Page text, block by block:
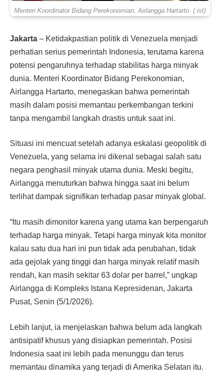
Menteri Koordinator Bidang Perekonomian, Airlangga Hartarto. (.ist)
Jakarta – Ketidakpastian politik di Venezuela menjadi
perhatian serius pemerintah Indonesia, terutama karena
potensi pengaruhnya terhadap stabilitas harga minyak
dunia. Menteri Koordinator Bidang Perekonomian,
Airlangga Hartarto, menegaskan bahwa pemerintah
masih dalam posisi memantau perkembangan terkini
tanpa mengambil langkah drastis untuk saat ini.
Situasi ini mencuat setelah adanya eskalasi geopolitik di
Venezuela, yang selama ini dikenal sebagai salah satu
negara penghasil minyak utama dunia. Meski begitu,
Airlangga menuturkan bahwa hingga saat ini belum
terlihat dampak signifikan terhadap pasar minyak global.
“Itu masih dimonitor karena yang utama kan berpengaruh
terhadap harga minyak. Tetapi harga minyak kita monitor
kalau satu dua hari ini pun tidak ada perubahan, tidak
ada gejolak yang tinggi dan harga minyak relatif masih
rendah, kan masih sekitar 63 dolar per barrel,” ungkap
Airlangga di Kompleks Istana Kepresidenan, Jakarta
Pusat, Senin (5/1/2026).
Lebih lanjut, ia menjelaskan bahwa belum ada langkah
antisipatif khusus yang disiapkan pemerintah. Posisi
Indonesia saat ini lebih pada menunggu dan terus
memantau dinamika yang terjadi di Amerika Selatan itu.